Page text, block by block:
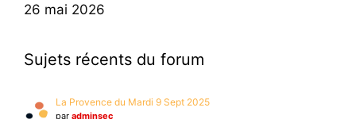
26 mai 2026
Sujets récents du forum
La Provence du Mardi 9 Sept 2025
par adminsec